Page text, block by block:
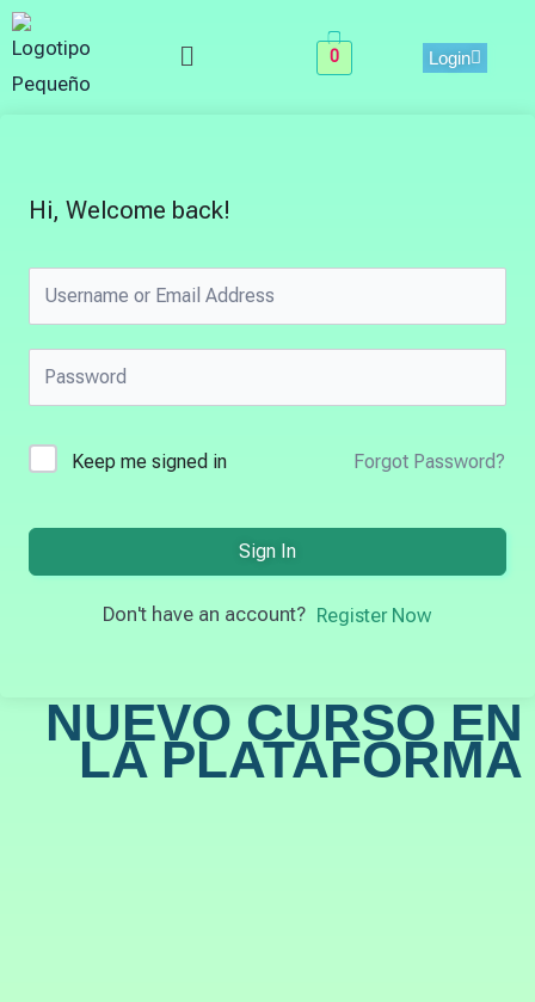
Skip
to
content
Menu 0 Login
Hi, Welcome back!
Keep me signed in Forgot Password?
Sign In
Don't have an account? Register Now
NUEVO CURSO EN
LA PLATAFORMA